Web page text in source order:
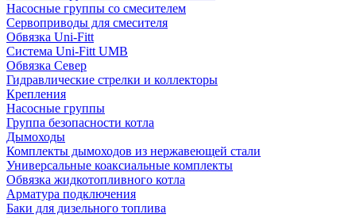
Насосные группы со смесителем
Сервоприводы для смесителя
Обвязка Uni-Fitt
Система Uni-Fitt UMB
Обвязка Север
Гидравлические стрелки и коллекторы
Крепления
Насосные группы
Группа безопасности котла
Дымоходы
Комплекты дымоходов из нержавеющей стали
Универсальные коаксиальные комплекты
Обвязка жидкотопливного котла
Арматура подключения
Баки для дизельного топлива